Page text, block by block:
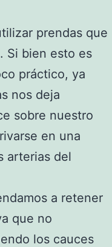
prendas que
Si bien esto es
práctico, ya
nos deja
sobre nuestro
en una
arterias del
a retener
que no
los cauces